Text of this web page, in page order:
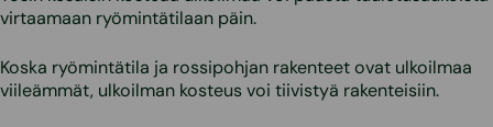
virtaamaan ryömintätilaan päin.
Koska ryömintätila ja rossipohjan rakenteet ovat ulkoilmaa
viileämmät, ulkoilman kosteus voi tiivistyä rakenteisiin.